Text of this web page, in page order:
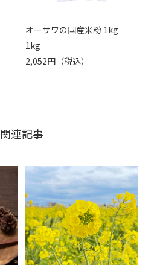
オーサワの国産米粉 1kg
1kg
2,052円（税込）
関連記事